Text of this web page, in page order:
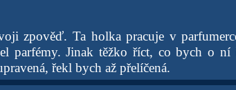
zpověď. Ta holka pracuje v
parfémy. Jinak těžko říct, co bych o
řekl bych až přelíčená.